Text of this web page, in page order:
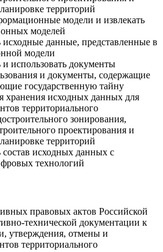
территорий
модели и извлекать
моделей
исходные данные, представленные в
модели
использовать документы
и документы, содержащие
государственную тайну
хранения исходных данных для
территориального
зонирования,
проектирования и
территорий
состав исходных данных с
технологий
правовых актов Российской
технической документации к
утверждения, отмены и
территориального